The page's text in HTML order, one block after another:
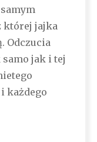
której jajka
Odczucia
jak i tej
każdego